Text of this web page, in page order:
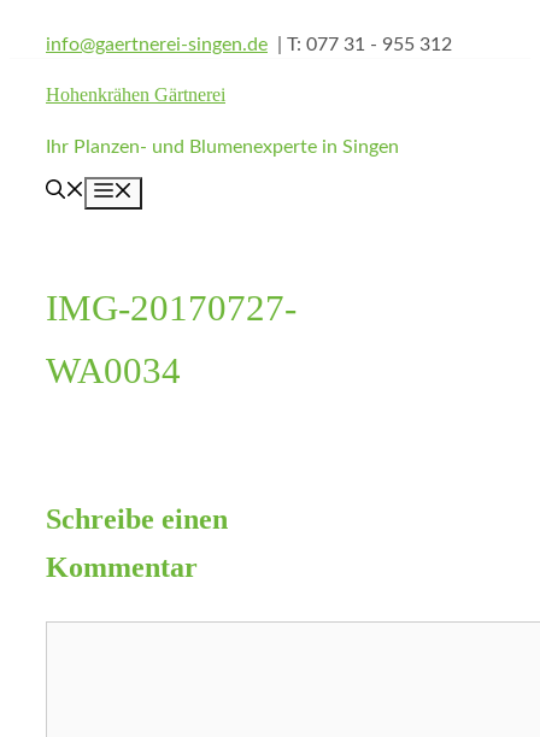
Inhalt
springen
info@gaertnerei-singen.de | T: 077 31 - 955 312
Hohenkrähen Gärtnerei
Ihr Planzen- und Blumenexperte in Singen
IMG-20170727-
WA0034
Schreibe einen
Kommentar